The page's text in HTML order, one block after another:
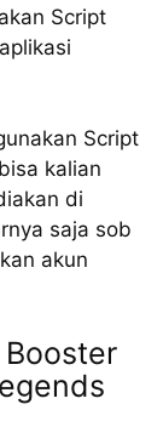
Script
Script
kalian
di
saja sob
akun
Booster